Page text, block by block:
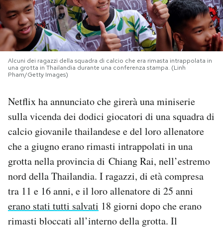
NEWSLETTER
I MIEI PREFERITI
CALENDARIO
AREA PERSONALE
Area Personale
Newsletter
Notifiche mobile
Regala il Post
Hai bisogno di aiuto?
Alcuni dei ragazzi della squadra di calcio che era rimasta intrappolata in
una grotta in Thailandia durante una conferenza stampa. (Linh
Pham/Getty Images)
Netflix ha annunciato che girerà una miniserie
sulla vicenda dei dodici giocatori di una squadra di
calcio giovanile thailandese e del loro allenatore
che a giugno erano rimasti intrappolati in una
grotta nella provincia di Chiang Rai, nell’estremo
nord della Thailandia. I ragazzi, di età compresa
tra 11 e 16 anni, e il loro allenatore di 25 anni
erano stati tutti salvati 18 giorni dopo che erano
rimasti bloccati all’interno della grotta. Il